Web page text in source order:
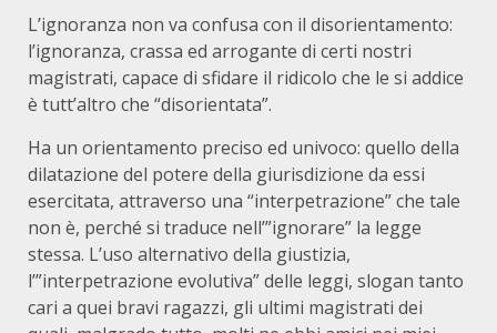
L’ignoranza non va confusa con il disorientamento:
l’ignoranza, crassa ed arrogante di certi nostri
magistrati, capace di sfidare il ridicolo che le si addice
è tutt’altro che “disorientata”.
Ha un orientamento preciso ed univoco: quello della
dilatazione del potere della giurisdizione da essi
esercitata, attraverso una “interpetrazione” che tale
non è, perché si traduce nell’”ignorare” la legge
stessa. L’uso alternativo della giustizia,
l’”interpetrazione evolutiva” delle leggi, slogan tanto
cari a quei bravi ragazzi, gli ultimi magistrati dei